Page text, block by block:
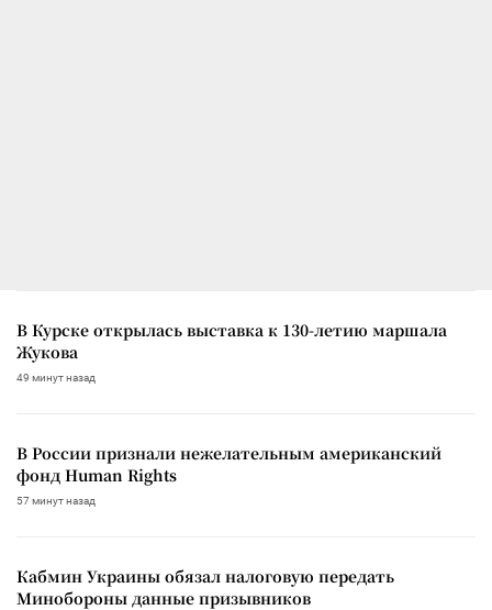
В Курске открылась выставка к 130-летию маршала
Жукова
49 минут назад
В России признали нежелательным американский
фонд Human Rights
57 минут назад
Кабмин Украины обязал налоговую передать
Минобороны данные призывников